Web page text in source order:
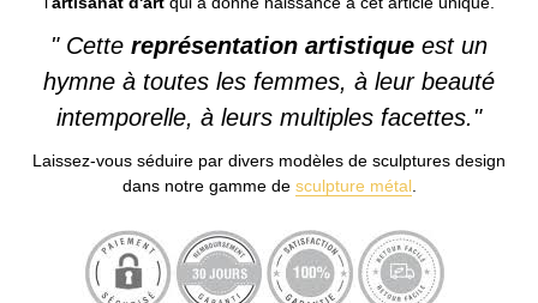
" Cette représentation artistique est un
hymne à toutes les femmes, à leur beauté
intemporelle, à leurs multiples facettes."
Laissez-vous séduire par divers modèles de sculptures design
dans notre gamme de sculpture métal.